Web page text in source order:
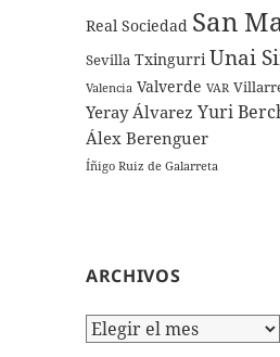
Real Sociedad San
Sevilla Txingurri Unai
Valencia Valverde VAR
Yeray Álvarez Yuri
Álex Berenguer
Íñigo Ruiz de Galarreta
ARCHIVOS
Archivos